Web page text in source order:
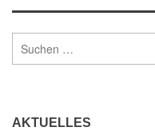
AKTUELLES